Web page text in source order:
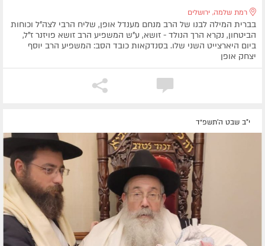
רמת שלמה, ירושלים
בברית המילה לבנו של הרב מנחם מענדל אופן, שליח הרבי לצה"ל וכוחות
הביטחון, נקרא הרך הנולד - זושא, ע"ש המשפיע הרב זושא פויזנר ז"ל,
ביום היארצייט השני שלו. בסנדקאות כובד הסב: המשפיע הרב יוסף
יצחק אופן
י"ב שבט ה׳תשפ״ד